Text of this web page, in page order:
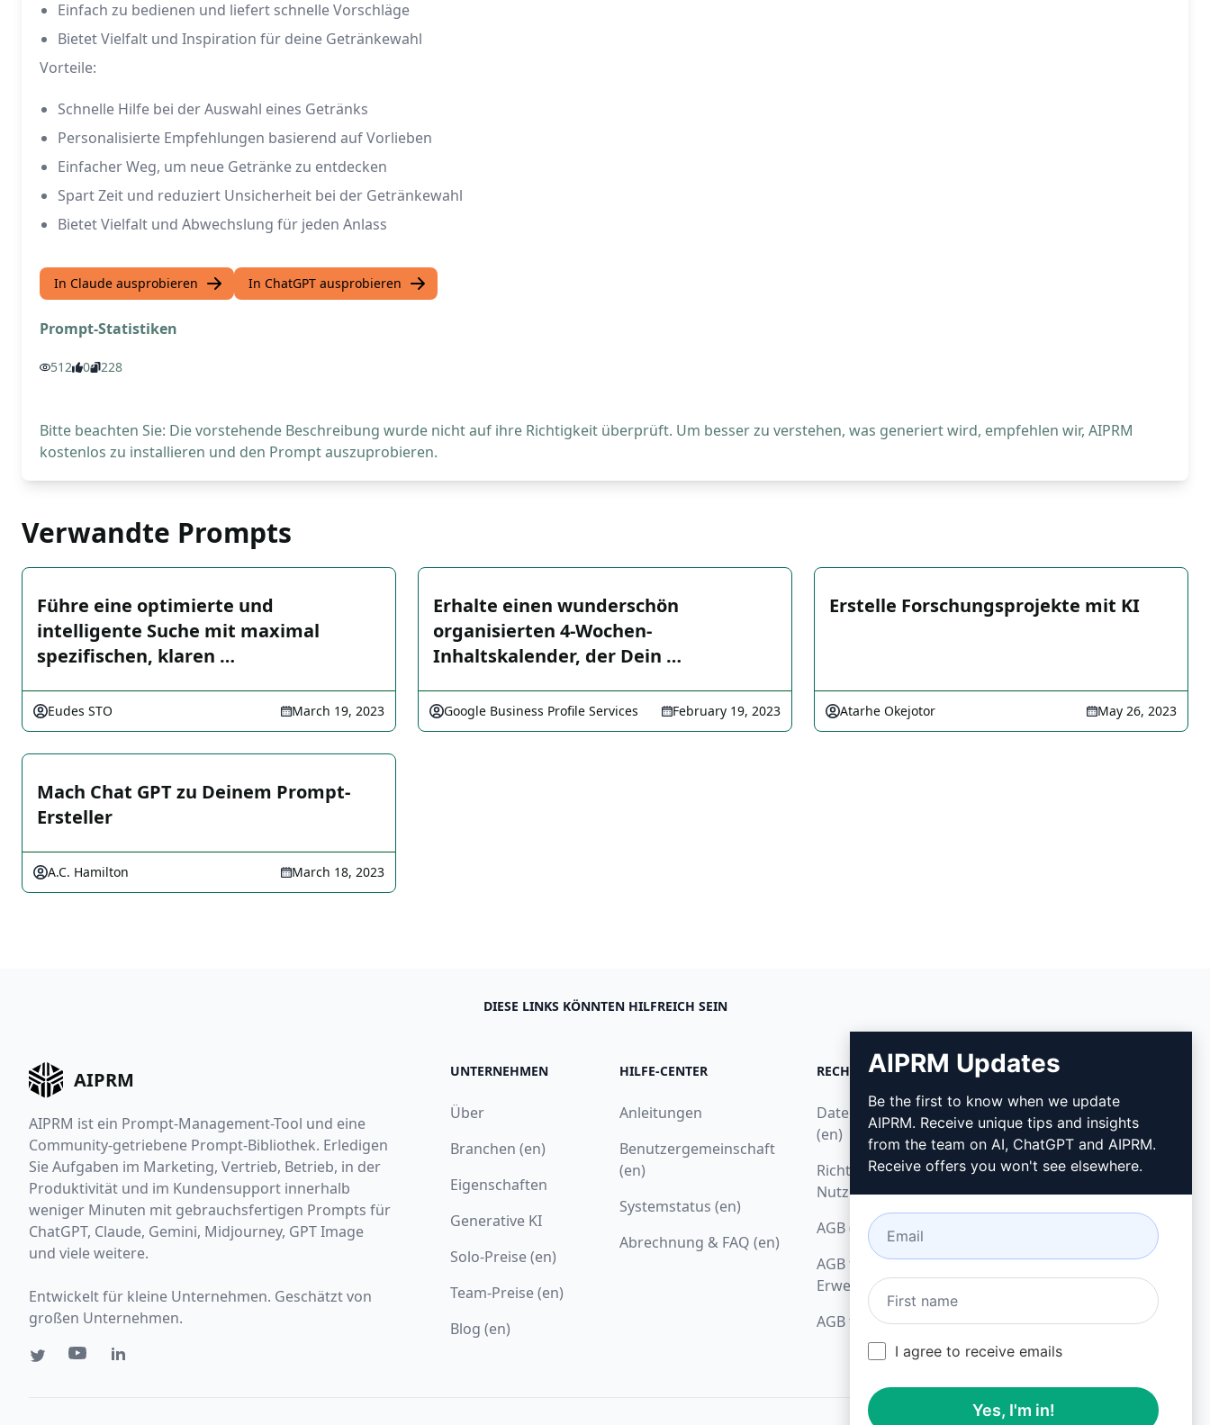
Einfach zu bedienen und liefert schnelle Vorschläge
Bietet Vielfalt und Inspiration für deine Getränkewahl
Vorteile:
Schnelle Hilfe bei der Auswahl eines Getränks
Personalisierte Empfehlungen basierend auf Vorlieben
Einfacher Weg, um neue Getränke zu entdecken
Spart Zeit und reduziert Unsicherheit bei der Getränkewahl
Bietet Vielfalt und Abwechslung für jeden Anlass
In Claude ausprobieren In ChatGPT ausprobieren
Prompt-Statistiken
512 0 228
Bitte beachten Sie: Die vorstehende Beschreibung wurde nicht auf ihre Richtigkeit überprüft. Um besser zu verstehen, was generiert wird, empfehlen wir, AIPRM
kostenlos zu installieren und den Prompt auszuprobieren.
Verwandte Prompts
Führe eine optimierte und
intelligente Suche mit maximal
spezifischen, klaren …
Eudes STO March 19, 2023
Erhalte einen wunderschön
organisierten 4-Wochen-
Inhaltskalender, der Dein …
Google Business Profile Services February 19, 2023
Erstelle Forschungsprojekte mit KI
Atarhe Okejotor May 26, 2023
Mach Chat GPT zu Deinem Prompt-
Ersteller
A.C. Hamilton March 18, 2023
DIESE LINKS KÖNNTEN HILFREICH SEIN
AIPRM
AIPRM ist ein Prompt-Management-Tool und eine
Community-getriebene Prompt-Bibliothek. Erledigen
Sie Aufgaben im Marketing, Vertrieb, Betrieb, in der
Produktivität und im Kundensupport innerhalb
weniger Minuten mit gebrauchsfertigen Prompts für
ChatGPT, Claude, Gemini, Midjourney, GPT Image
und viele weitere.
Entwickelt für kleine Unternehmen. Geschätzt von
großen Unternehmen.
UNTERNEHMEN
Über
Branchen (en)
Eigenschaften
Generative KI
Solo-Preise (en)
Team-Preise (en)
Blog (en)
HILFE-CENTER
Anleitungen
Benutzergemeinschaft
(en)
Systemstatus (en)
Abrechnung & FAQ (en)
RECHTLICHES
Datenschutzbestimmungen
(en)
Richtlinien zur akzeptablen
Nutzung (en)
AGB (en)
AGB für Browser-
Erweiterungen (en)
AGB für Verrechnung (en)
HERUNTERLADEN
Wie installieren?
Google Chrome
AIPRM Updates
Be the first to know when we update
AIPRM. Receive unique tips and insights
from the team on AI, ChatGPT and AIPRM.
Receive offers you won't see elsewhere.
I agree to receive emails
Yes, I'm in!